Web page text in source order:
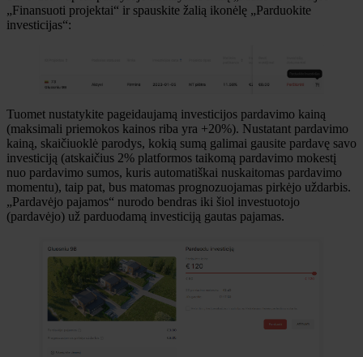
„Finansuoti projektai“ ir spauskite žalią ikonėlę „Parduokite
investicijas“:
Tuomet nustatykite pageidaujamą investicijos pardavimo kainą
(maksimali priemokos kainos riba yra +20%). Nustatant pardavimo
kainą, skaičiuoklė parodys, kokią sumą galimai gausite pardavę savo
investiciją (atskaičius 2% platformos taikomą pardavimo mokestį
nuo pardavimo sumos, kuris automatiškai nuskaitomas pardavimo
momentu), taip pat, bus matomas prognozuojamas pirkėjo uždarbis.
„Pardavėjo pajamos“ nurodo bendras iki šiol investuotojo
(pardavėjo) už parduodamą investiciją gautas pajamas.